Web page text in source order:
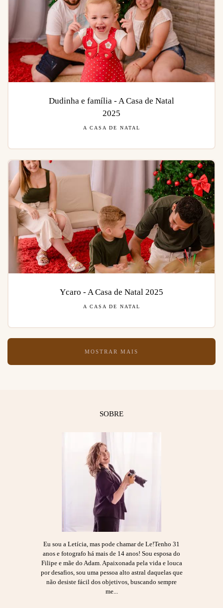
Dudinha e família - A Casa de Natal
2025
A CASA DE NATAL
Ycaro - A Casa de Natal 2025
A CASA DE NATAL
MOSTRAR MAIS
SOBRE
Eu sou a Letícia, mas pode chamar de Le!Tenho 31
anos e fotografo há mais de 14 anos! Sou esposa do
Filipe e mãe do Adam. Apaixonada pela vida e louca
por desafios, sou uma pessoa alto astral daquelas que
não desiste fácil dos objetivos, buscando sempre
me...